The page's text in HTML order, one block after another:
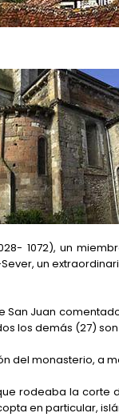
1072), un
un
Juan
los demás (27)
del monasterio, a
rodeaba la corte
en particular,